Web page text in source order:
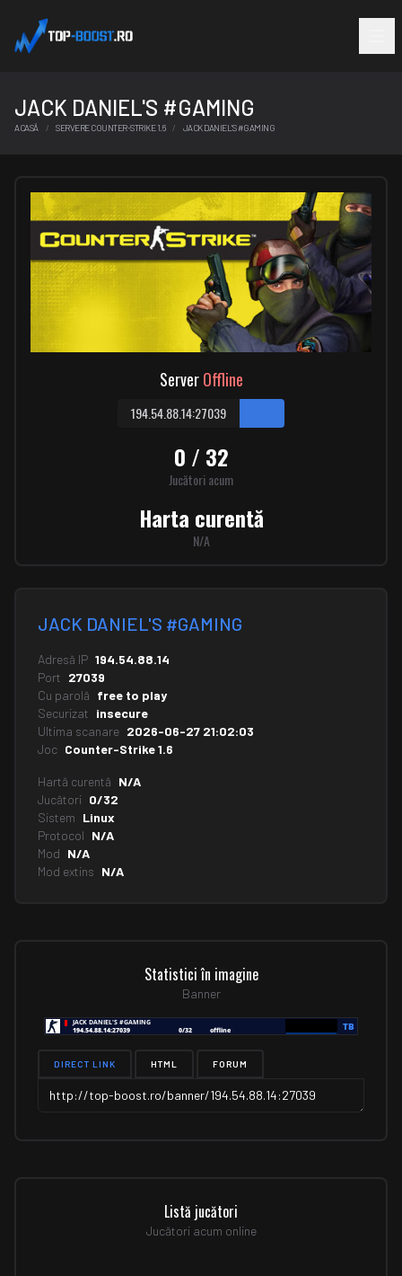
JACK DANIEL'S #GAMING
ACASĂ SERVERE COUNTER-STRIKE 1.6 JACK DANIEL'S #GAMING
ServerOffline
194.54.88.14:27039
0 / 32
Jucători acum
Harta curentă
N/A
JACK DANIEL'S #GAMING
Adresă IP 194.54.88.14
Port 27039
Cu parolă free to play
Securizat insecure
Ultima scanare 2026-06-27 21:02:03
Joc Counter-Strike 1.6
Hartă curentă N/A
Jucători 0/32
Sistem Linux
Protocol N/A
Mod N/A
Mod extins N/A
Statistici în imagine
Banner
DIRECT LINK HTML FORUM
Listă jucători
Jucători acum online